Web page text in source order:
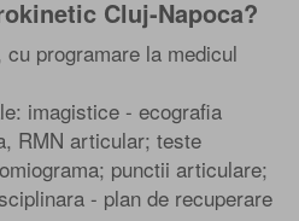
Cluj-Napoca?
programare la medicul
imagistice - ecografia
RMN articular; teste
punctii articulare;
- plan de recuperare